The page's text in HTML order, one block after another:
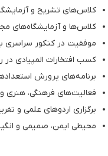
کلاس‌های تشریح و
کلاس‌ها و آزمایشگاه‌های
موفقیت در کنکور سراسری
کسب افتخارات المپیادی
برنامه‌های پرورش
فعالیت‌های فرهنگی، هنری
برگزاری اردوهای علمی و
محیطی ایمن، صمیمی و